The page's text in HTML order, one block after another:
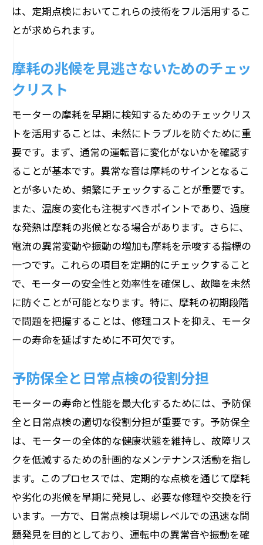
は、定期点検においてこれらの技術をフル活用するこ
とが求められます。
摩耗の兆候を見逃さないためのチェッ
クリスト
モーターの摩耗を早期に検知するためのチェックリス
トを活用することは、未然にトラブルを防ぐために重
要です。まず、通常の運転音に変化がないかを確認す
ることが基本です。異常な音は摩耗のサインとなるこ
とが多いため、頻繁にチェックすることが重要です。
また、温度の変化も注視すべきポイントであり、過度
な発熱は摩耗の兆候となる場合があります。さらに、
電流の異常変動や振動の増加も摩耗を示唆する指標の
一つです。これらの項目を定期的にチェックすること
で、モーターの安全性と効率性を確保し、故障を未然
に防ぐことが可能となります。特に、摩耗の初期段階
で問題を把握することは、修理コストを抑え、モータ
ーの寿命を延ばすために不可欠です。
予防保全と日常点検の役割分担
モーターの寿命と性能を最大化するためには、予防保
全と日常点検の適切な役割分担が重要です。予防保全
は、モーターの全体的な健康状態を維持し、故障リス
クを低減するための計画的なメンテナンス活動を指し
ます。このプロセスでは、定期的な点検を通じて摩耗
や劣化の兆候を早期に発見し、必要な修理や交換を行
います。一方で、日常点検は現場レベルでの迅速な問
題発見を目的としており、運転中の異常音や振動を確